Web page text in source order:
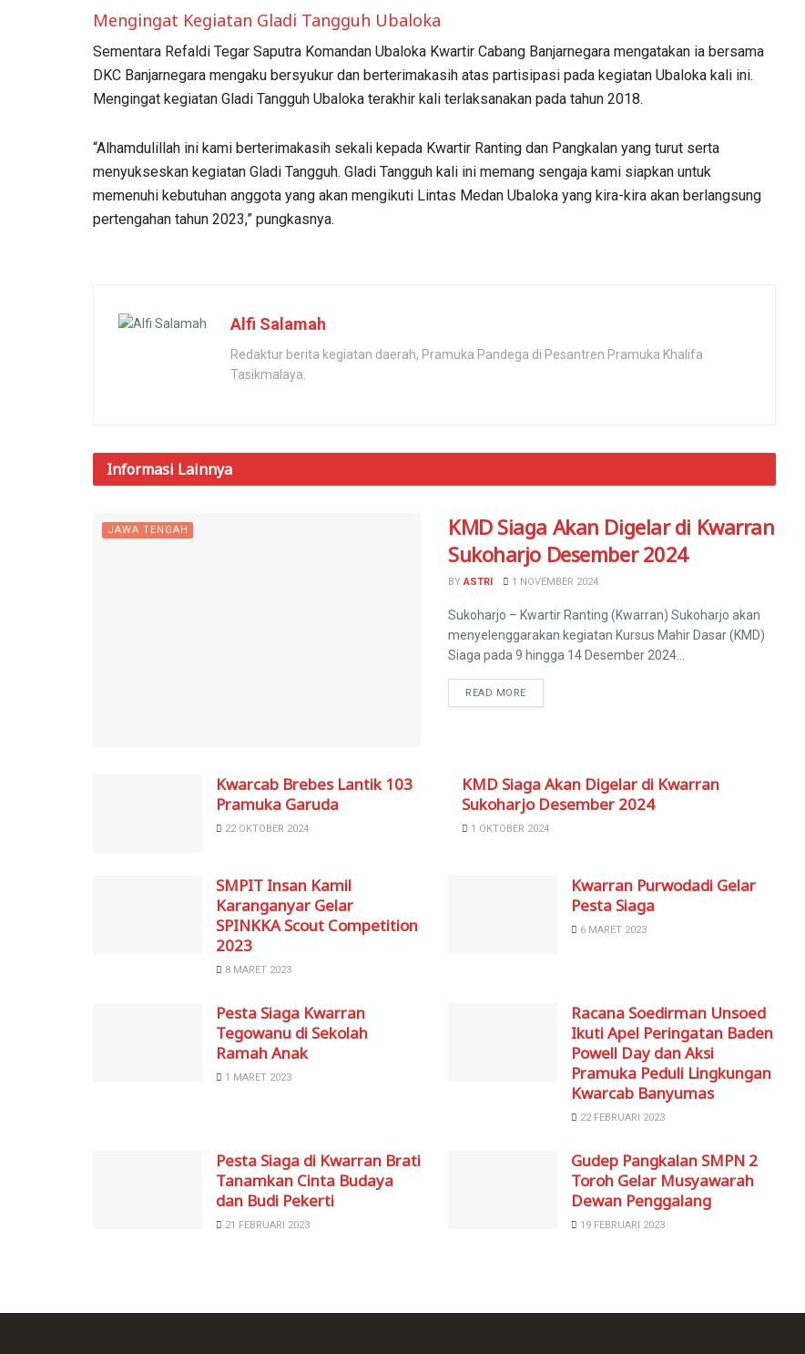
Mengingat Kegiatan Gladi Tangguh Ubaloka
Sementara Refaldi Tegar Saputra Komandan Ubaloka Kwartir Cabang Banjarnegara mengatakan ia bersama
DKC Banjarnegara mengaku bersyukur dan berterimakasih atas partisipasi pada kegiatan Ubaloka kali ini.
Mengingat kegiatan Gladi Tangguh Ubaloka terakhir kali terlaksanakan pada tahun 2018.
“Alhamdulillah ini kami berterimakasih sekali kepada Kwartir Ranting dan Pangkalan yang turut serta
menyukseskan kegiatan Gladi Tangguh. Gladi Tangguh kali ini memang sengaja kami siapkan untuk
memenuhi kebutuhan anggota yang akan mengikuti Lintas Medan Ubaloka yang kira-kira akan berlangsung
pertengahan tahun 2023,” pungkasnya.
Alfi Salamah
Redaktur berita kegiatan daerah, Pramuka Pandega di Pesantren Pramuka Khalifa
Tasikmalaya.
Informasi Lainnya
JAWA TENGAH
KMD Siaga Akan Digelar di Kwarran
Sukoharjo Desember 2024
BY ASTRI 1 NOVEMBER 2024
Sukoharjo – Kwartir Ranting (Kwarran) Sukoharjo akan
menyelenggarakan kegiatan Kursus Mahir Dasar (KMD)
Siaga pada 9 hingga 14 Desember 2024...
READ MORE
Kwarcab Brebes Lantik 103
Pramuka Garuda
22 OKTOBER 2024
KMD Siaga Akan Digelar di Kwarran
Sukoharjo Desember 2024
1 OKTOBER 2024
SMPIT Insan Kamil
Karanganyar Gelar
SPINKKA Scout Competition
2023
8 MARET 2023
Kwarran Purwodadi Gelar
Pesta Siaga
6 MARET 2023
Pesta Siaga Kwarran
Tegowanu di Sekolah
Ramah Anak
1 MARET 2023
Racana Soedirman Unsoed
Ikuti Apel Peringatan Baden
Powell Day dan Aksi
Pramuka Peduli Lingkungan
Kwarcab Banyumas
22 FEBRUARI 2023
Pesta Siaga di Kwarran Brati
Tanamkan Cinta Budaya
dan Budi Pekerti
21 FEBRUARI 2023
Gudep Pangkalan SMPN 2
Toroh Gelar Musyawarah
Dewan Penggalang
19 FEBRUARI 2023